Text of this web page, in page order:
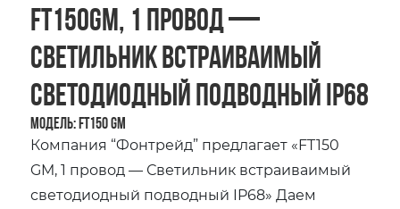
FT150GM, 1 провод —
Светильник встраиваимый
светодиодный подводный IP68
Модель: FT150 GM
Компания “Фонтрейд” предлагает «FT150
GM, 1 провод — Светильник встраиваимый
светодиодный подводный IP68» Даем